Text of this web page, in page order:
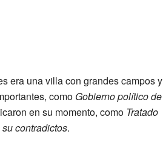
era una villa con grandes campos y
como Gobierno político de
en su momento, como Tratado
contradictos.